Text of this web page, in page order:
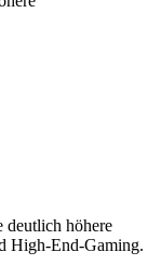
deutlich höhere
High-End-Gaming.